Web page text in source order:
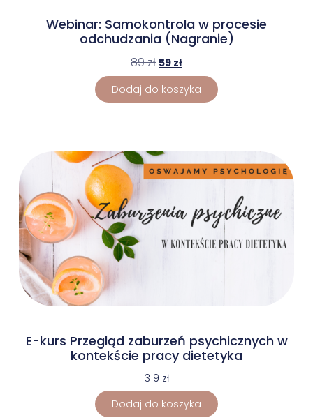
Webinar: Samokontrola w procesie
odchudzania (Nagranie)
89zł 59 zł
Dodaj do koszyka
E-kurs Przegląd zaburzeń psychicznych w
kontekście pracy dietetyka
319 zł
Dodaj do koszyka